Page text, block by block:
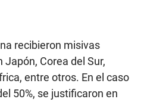
recibieron misivas
Corea del Sur,
entre otros. En el caso
50%, se justificaron en